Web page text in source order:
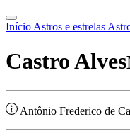
Início Astros e estrelas
Castro Alves
Antônio Frederico de